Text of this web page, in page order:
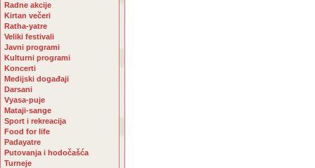
Radne akcije
Kirtan večeri
Ratha-yatre
Veliki festivali
Javni programi
Kulturni programi
Koncerti
Medijski događaji
Darsani
Vyasa-puje
Mataji-sange
Sport i rekreacija
Food for life
Padayatre
Putovanja i hodočašća
Turneje